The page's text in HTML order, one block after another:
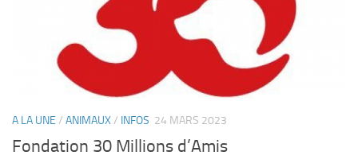
A LA UNE / ANIMAUX/ INFOS 24 MARS 2023
Fondation 30 Millions d’Amis